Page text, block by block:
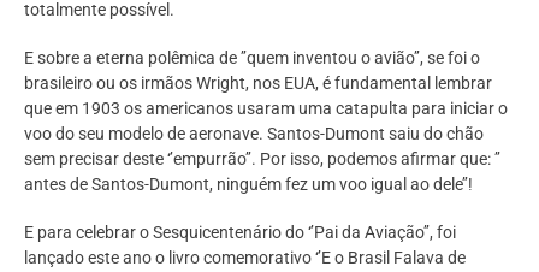
totalmente possível.
E sobre a eterna polêmica de ’’quem inventou o avião’’, se foi o
brasileiro ou os irmãos Wright, nos EUA, é fundamental lembrar
que em 1903 os americanos usaram uma catapulta para iniciar o
voo do seu modelo de aeronave. Santos-Dumont saiu do chão
sem precisar deste ‘’empurrão’’. Por isso, podemos afirmar que: ’’
antes de Santos-Dumont, ninguém fez um voo igual ao dele’’!
E para celebrar o Sesquicentenário do ‘’Pai da Aviação’’, foi
lançado este ano o livro comemorativo ‘’E o Brasil Falava de